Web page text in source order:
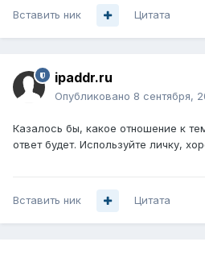
Вставить ник Цитата
ipaddr.ru
Опубликовано 8 сентября,
Казалось бы, какое отношение к
ответ будет. Используйте личку,
Вставить ник Цитата